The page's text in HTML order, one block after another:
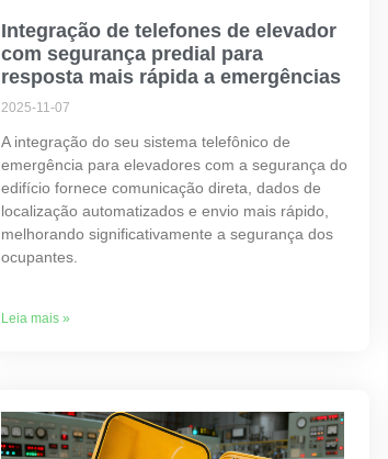
Integração de telefones de elevador
com segurança predial para
resposta mais rápida a emergências
2025-11-07
A integração do seu sistema telefônico de
emergência para elevadores com a segurança do
edifício fornece comunicação direta, dados de
localização automatizados e envio mais rápido,
melhorando significativamente a segurança dos
ocupantes.
Leia mais »